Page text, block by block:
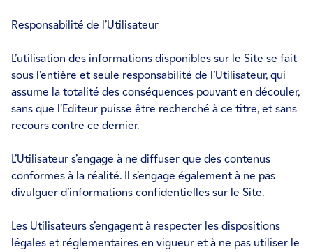
Responsabilité de l’Utilisateur
L’utilisation des informations disponibles sur le Site se fait
sous l’entière et seule responsabilité de l’Utilisateur, qui
assume la totalité des conséquences pouvant en découler,
sans que l’Editeur puisse être recherché à ce titre, et sans
recours contre ce dernier.
L’Utilisateur s’engage à ne diffuser que des contenus
conformes à la réalité. Il s’engage également à ne pas
divulguer d’informations confidentielles sur le Site.
Les Utilisateurs s’engagent à respecter les dispositions
légales et réglementaires en vigueur et à ne pas utiliser le